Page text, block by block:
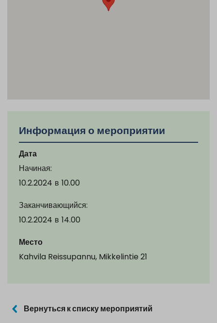
Информация о мероприятии
Дата
Начиная:
10.2.2024 в 10.00
Заканчивающийся:
10.2.2024 в 14.00
Место
Kahvila Reissupannu, Mikkelintie 21
Вернуться к списку мероприятий